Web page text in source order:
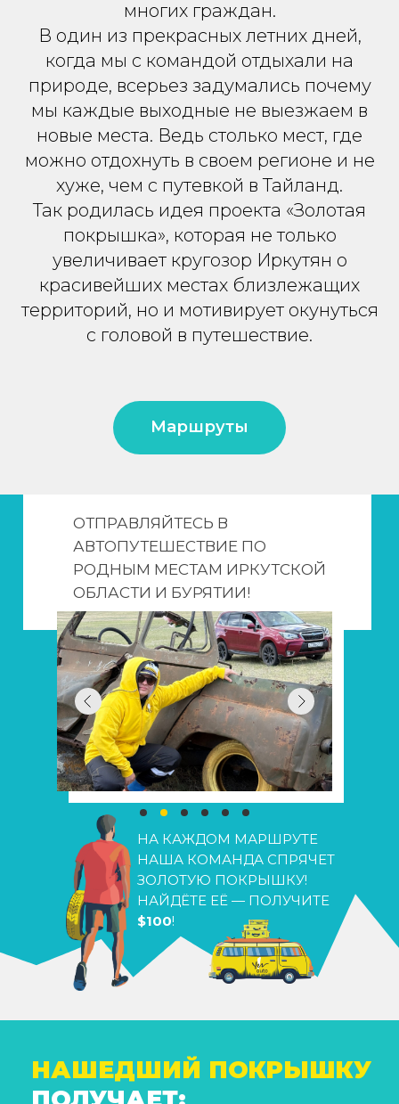
многих граждан.
В один из прекрасных летних дней,
когда мы с командой отдыхали на
природе, всерьез задумались почему
мы каждые выходные не выезжаем в
новые места. Ведь столько мест, где
можно отдохнуть в своем регионе и не
хуже, чем с путевкой в Тайланд.
Так родилась идея проекта «Золотая
покрышка», которая не только
увеличивает кругозор Иркутян о
красивейших местах близлежащих
территорий, но и мотивирует окунуться
с головой в путешествие.
Маршруты
ОТПРАВЛЯЙТЕСЬ В
АВТОПУТЕШЕСТВИЕ ПО
РОДНЫМ МЕСТАМ ИРКУТСКОЙ
ОБЛАСТИ И БУРЯТИИ!
НА КАЖДОМ МАРШРУТЕ
НАША КОМАНДА СПРЯЧЕТ
ЗОЛОТУЮ ПОКРЫШКУ!
НАЙДЁТЕ ЕЁ — ПОЛУЧИТЕ
$100!
ПОДАРКИ ОТ
КОМПАНИИ МАРШРУТА
ВОЗМЕЩЕНИЕ СРЕДСТВ
ЗА ПОТРАЧЕННЫЙ
БЕНЗИН ОТ КОМПАНИИ
КРАЙСНЕФТЬ*
ПОДАРКИ ОТ
КОМПАНИИYES AUTO
100 БАКСОВ
НАШЕДШИЙ ПОКРЫШКУ
ПОЛУЧАЕТ: